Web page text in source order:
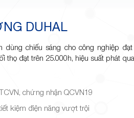
DUHAL
chiếu sáng cho công nghiệp
thọ đạt trên 25.000h, hiệu suất phát
chứng nhận QCVN19
kiệm điện năng vượt trội